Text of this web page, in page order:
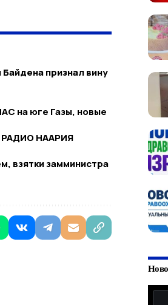
признал вину
на юге Газы, новые
РАДИО НААРИЯ
взятки замминистра